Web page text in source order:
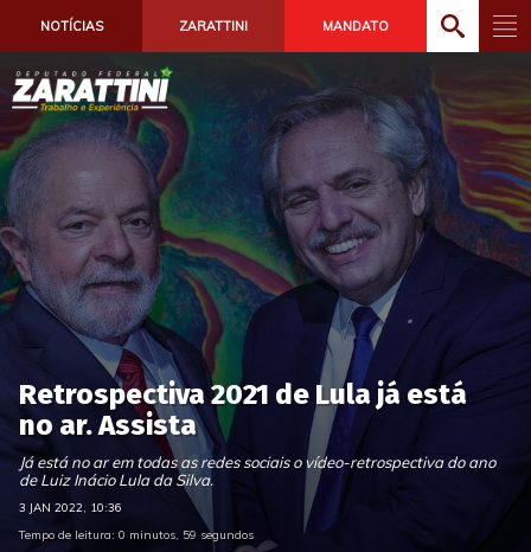
NOTÍCIAS ZARATTINI MANDATO
Retrospectiva 2021 de Lula já está
no ar. Assista
Já está no ar em todas as redes sociais o vídeo-retrospectiva do ano
de Luiz Inácio Lula da Silva.
3 JAN 2022, 10:36
Tempo de leitura: 0 minutos, 59 segundos